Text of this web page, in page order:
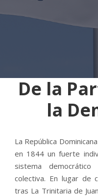
De la
la
La República
en 1844 un fuerte
sistema
colectiva. En lugar de
tras La Trinitaria de